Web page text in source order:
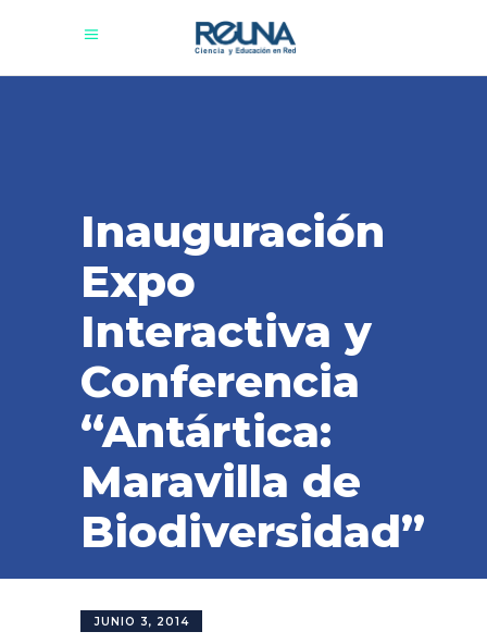
Inauguración
Expo
Interactiva y
Conferencia
“Antártica:
Maravilla de
Biodiversidad”
JUNIO 3, 2014